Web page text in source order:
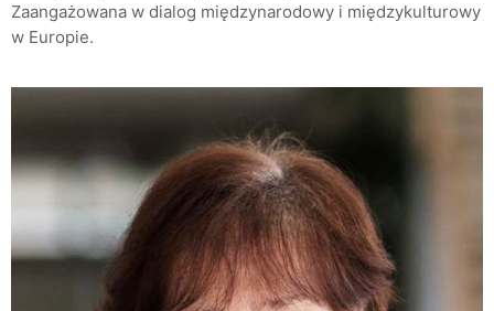
Zaangażowana w dialog międzynarodowy i międzykulturowy
w Europie.